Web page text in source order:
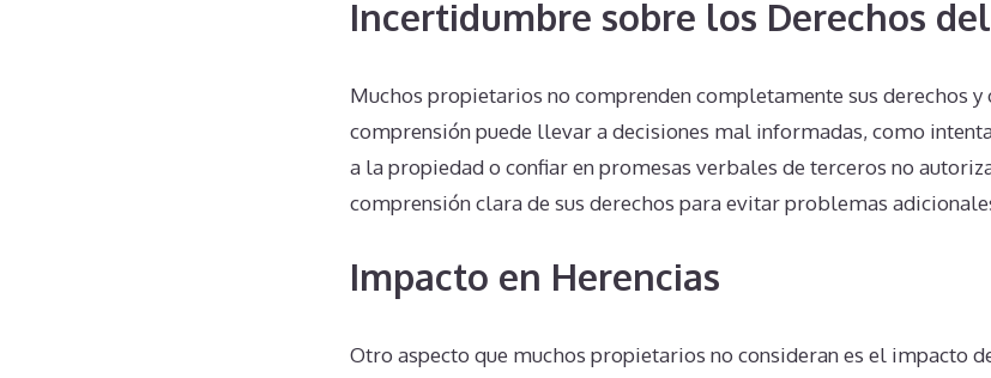
Incertidumbre sobre los Derechos
Muchos propietarios no comprenden completamente sus derechos
comprensión puede llevar a decisiones mal informadas, como
a la propiedad o confiar en promesas verbales de terceros no
comprensión clara de sus derechos para evitar problemas
Impacto en Herencias
Otro aspecto que muchos propietarios no consideran es el impacto